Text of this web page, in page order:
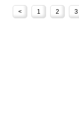
< 1 2 3